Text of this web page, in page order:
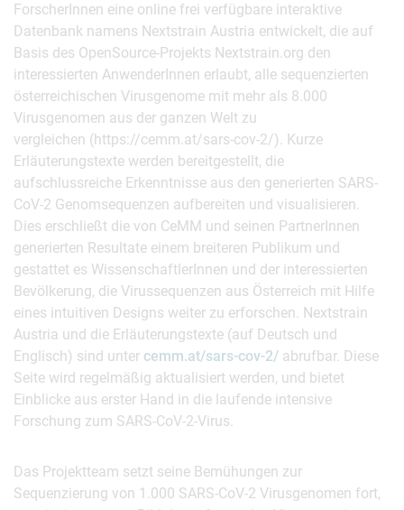
ForscherInnen eine online frei verfügbare interaktive
Datenbank namens Nextstrain Austria entwickelt, die auf
Basis des OpenSource-Projekts Nextstrain.org den
interessierten AnwenderInnen erlaubt, alle sequenzierten
österreichischen Virusgenome mit mehr als 8.000
Virusgenomen aus der ganzen Welt zu
vergleichen (https://cemm.at/sars-cov-2/). Kurze
Erläuterungstexte werden bereitgestellt, die
aufschlussreiche Erkenntnisse aus den generierten SARS-
CoV-2 Genomsequenzen aufbereiten und visualisieren.
Dies erschließt die von CeMM und seinen PartnerInnen
generierten Resultate einem breiteren Publikum und
gestattet es WissenschaftlerInnen und der interessierten
Bevölkerung, die Virussequenzen aus Österreich mit Hilfe
eines intuitiven Designs weiter zu erforschen. Nextstrain
Austria und die Erläuterungstexte (auf Deutsch und
Englisch) sind unter cemm.at/sars-cov-2/ abrufbar. Diese
Seite wird regelmäßig aktualisiert werden, und bietet
Einblicke aus erster Hand in die laufende intensive
Forschung zum SARS-CoV-2-Virus.
Das Projektteam setzt seine Bemühungen zur
Sequenzierung von 1.000 SARS-CoV-2 Virusgenomen fort,